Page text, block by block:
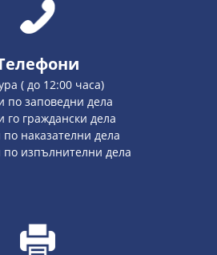
( до 12:00 часа)
по заповедни дела
го граждански дела
наказателни дела
по изпълнителни дела